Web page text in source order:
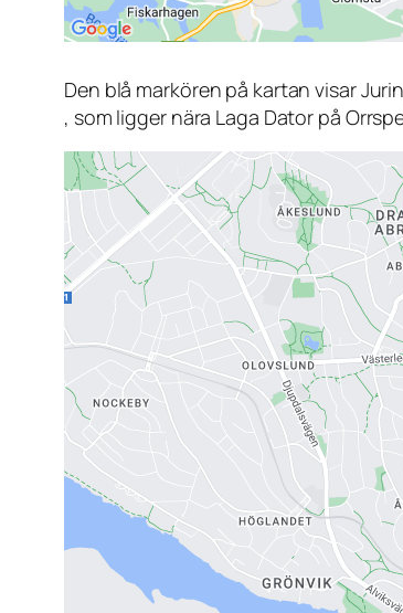
Den blå markören på kartan visar
, som ligger nära Laga Dator på